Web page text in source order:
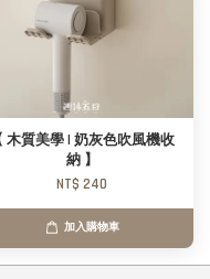
木質美學 | 奶灰色吹風機收
納 】
NT$ 240
加入購物車